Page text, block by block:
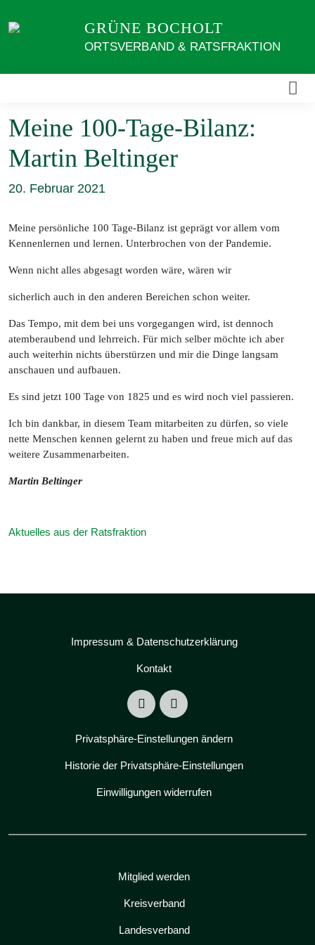
zum
GRÜNE BOCHOLT
ORTSVERBAND & RATSFRAKTION
Meine 100-Tage-Bilanz:
Martin Beltinger
20. Februar 2021
Meine persönliche 100 Tage-Bilanz ist geprägt vor allem vom
Kennenlernen und lernen. Unterbrochen von der Pandemie.
Wenn nicht alles abgesagt worden wäre, wären wir
sicherlich auch in den anderen Bereichen schon weiter.
Das Tempo, mit dem bei uns vorgegangen wird, ist dennoch
atemberaubend und lehrreich. Für mich selber möchte ich aber
auch weiterhin nichts überstürzen und mir die Dinge langsam
anschauen und aufbauen.
Es sind jetzt 100 Tage von 1825 und es wird noch viel passieren.
Ich bin dankbar, in diesem Team mitarbeiten zu dürfen, so viele
nette Menschen kennen gelernt zu haben und freue mich auf das
weitere Zusammenarbeiten.
Martin Beltinger
Aktuelles aus der Ratsfraktion
Impressum & Datenschutzerklärung
Kontakt
Privatsphäre-Einstellungen ändern
Historie der Privatsphäre-Einstellungen
Einwilligungen widerrufen
Mitglied werden
Kreisverband
Landesverband